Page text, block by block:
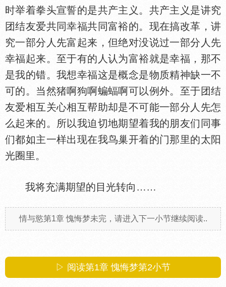
时举着拳头宣誓的是共产主义。共产主义是讲究
团结友爱共同幸福共同富裕的。现在搞改革，讲
究一部分人先富起来，但绝对没说过一部分人先
幸福起来。至于有的人认为富裕就是幸福，那不
是我的错。我想幸福这是概念是物质精神缺一不
可的。当然猪啊狗啊蝙蝠啊可以例外。至于团结
友爱相互关心相互帮助却是不可能一部分人先怎
么起来的。所以我迫切地期望着我的朋友们同事
们都如主一样出现在我鸟巢开着的门那里的太阳
光圈里。
我将充满期望的目光转向……
情与慾第1章 愧悔梦未完，请进入下一小节继续阅读..
▷ 阅读第1章 愧悔梦第2小节